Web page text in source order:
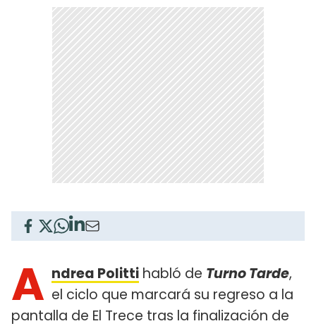
A ndrea Politti habló de Turno Tarde,
el ciclo que marcará su regreso a la
pantalla de El Trece tras la finalización de